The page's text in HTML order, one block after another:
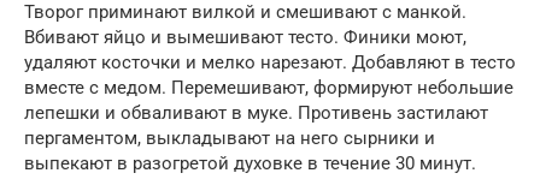
Творог приминают вилкой и смешивают с манкой.
Вбивают яйцо и вымешивают тесто. Финики моют,
удаляют косточки и мелко нарезают. Добавляют в тесто
вместе с медом. Перемешивают, формируют небольшие
лепешки и обваливают в муке. Противень застилают
пергаментом, выкладывают на него сырники и
выпекают в разогретой духовке в течение 30 минут.